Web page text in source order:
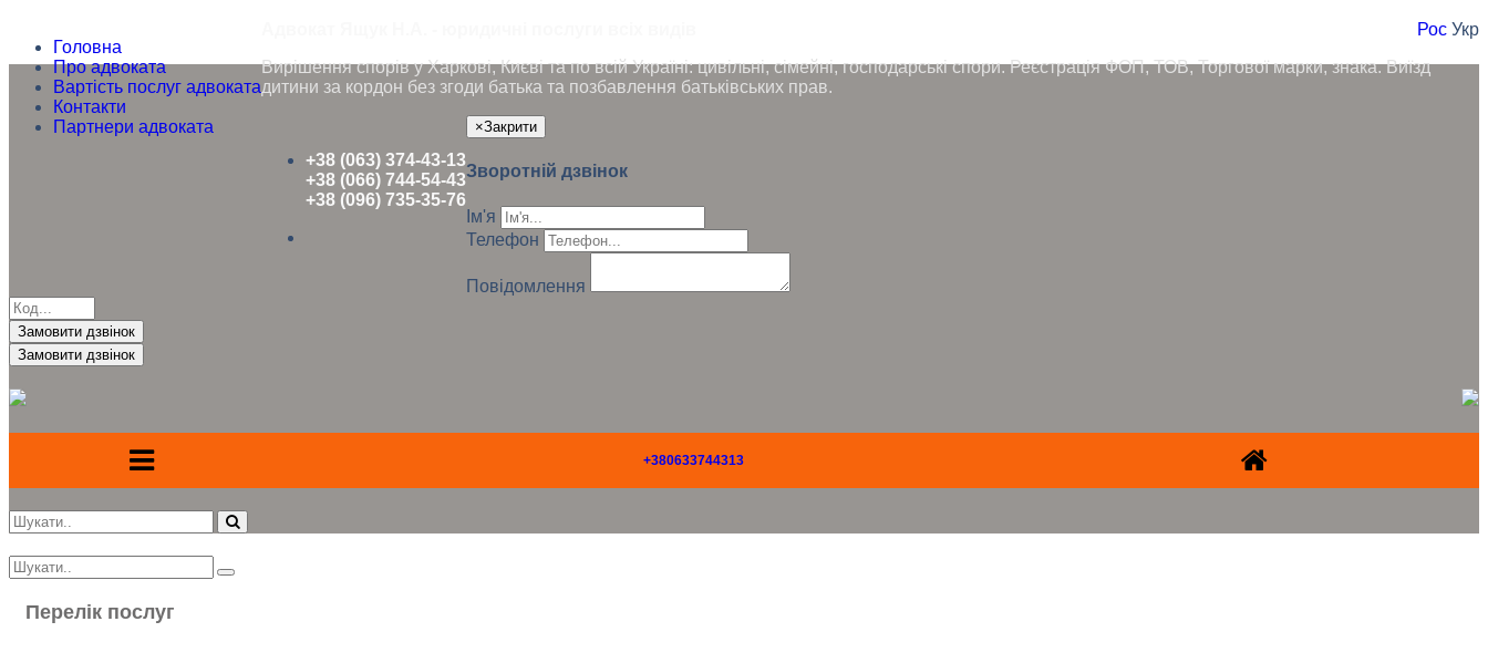
Головна
Про адвоката
Вартість послуг адвоката
Контакти
Партнери адвоката
Рос Укр
Вирішення спорів у Харкові, Києві та по всій Україні: цивільні, сімейні, господарські спори. Реєстрація ФОП, ТОВ, Торгової марки, знака. Виїзд
дитини за кордон без згоди батька та позбавлення батьківських прав.
+38 (063) 374-43-13
+38 (066) 744-54-43
+38 (096) 735-35-76
×Закрити
Зворотній дзвінок
Ім'я
Телефон
Повідомлення
Замовити дзвінок
+380633744313
Перелік послуг